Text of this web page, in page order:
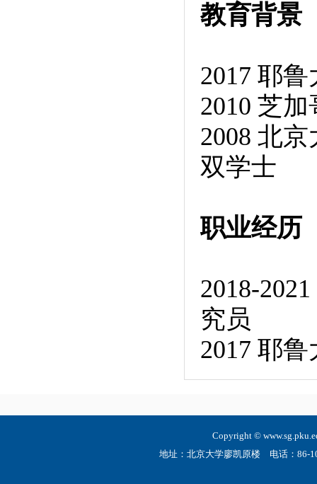
教育背景
2017 耶
2010 芝
2008 北
双学士
职业经历
2018-
究员
2017 耶
Copyright ©
地址：北京大学廖凯原楼 电话：86-